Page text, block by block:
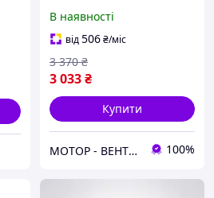
В наявності
від506₴/міс
3 033₴
3 370 ₴
Купити
МОТОР - ВЕНТИЛЯТОР 100%